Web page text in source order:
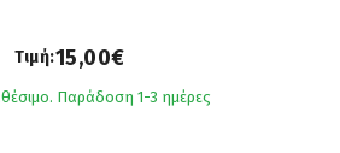
Τιμή:15,00€
Παράδοση 1-3 ημέρες